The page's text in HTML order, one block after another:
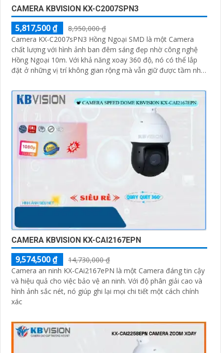
CAMERA KBVISION KX-C2007SPN3
5,817,500 ₫
8,950,000 ₫
Camera KX-C2007sPN3 Hồng Ngoại SMD là một Camera
chất lượng với hình ảnh ban đêm sáng đẹp nhờ công nghệ
Hồng Ngoại 10m. Với khả năng xoay 360 độ, nó có thể lắp
đặt ở những vị trí không gian rộng mà vẫn giữ được tầm nhìn
CAMERA KBVISION KX-CAI2167EPN
9,574,500 ₫
14,730,000 ₫
Camera an ninh KX-CAi2167ePN là một Camera đáng tin cậy
và hiệu quả cho việc bảo vệ an ninh. Với độ phân giải cao và
hình ảnh sắc nét, nó giúp ghi lại mọi chi tiết một cách chính
xác